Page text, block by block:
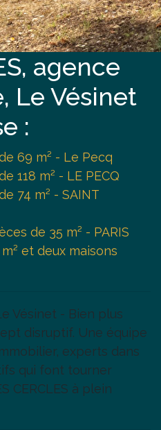
agence
Le Vésinet
:
69 m² - Le Pecq
118 m² - LE PECQ
74 m² - SAINT
de 35 m² - PARIS
et deux maisons
Vésinet - Bien plus
disruptif. Une équipe
experts dans
qui font tourner
CERCLES à plein